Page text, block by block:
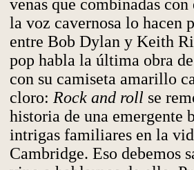
venas que combinadas
la voz cavernosa lo hacen
entre Bob Dylan y Keith
pop habla la última obra
con su camiseta amarillo
cloro: Rock and roll se
historia de una emergente
intrigas familiares en la
Cambridge. Eso debemos